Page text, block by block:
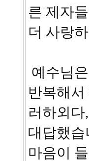
른 제자
더 사랑
예수님
반복해
러하외
대답했
마음이